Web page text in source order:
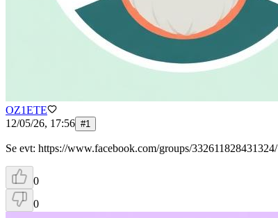
OZ1ETE
12/05/26, 17:56 #1
Se evt: https://www.facebook.com/groups/332611828431324/
0
0